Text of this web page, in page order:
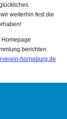
weiterhin fest die
berichten.
horneburg.de